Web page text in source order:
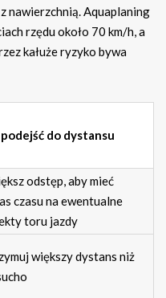
nawierzchnią. Aquaplaning
rzędu około 70 km/h, a
kałuże ryzyko bywa
podejść do dystansu
odstęp, aby mieć
czasu na ewentualne
toru jazdy
większy dystans niż